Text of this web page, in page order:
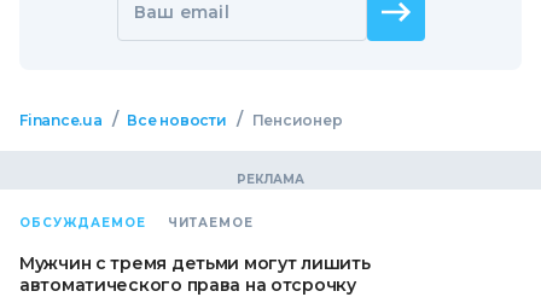
Ваш email
Finance.ua / Все новости / Пенсионер
ОБСУЖДАЕМОЕ ЧИТАЕМОЕ
Мужчин с тремя детьми могут лишить
автоматического права на отсрочку